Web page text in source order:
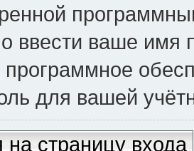
ввести ваше имя
программное
для вашей
на страницу входа